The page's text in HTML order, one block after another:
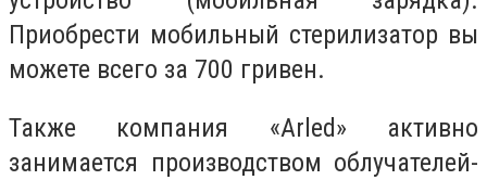
Приобрести мобильный стерилизатор вы
можете всего за 700 гривен.
Также компания «Arled» активно
занимается производством облучателей-